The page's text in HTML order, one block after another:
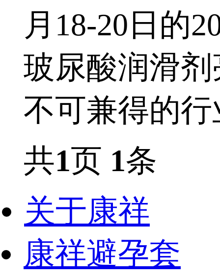
月18-20日的
玻尿酸润滑
不可兼得的
共1页 1条
关于康祥
康祥避孕套